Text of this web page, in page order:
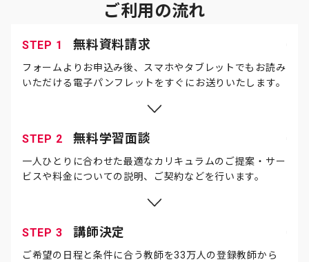
ご利用の流れ
STEP 1 無料資料請求
フォームよりお申込み後、スマホやタブレットでもお読み
いただける電子パンフレットをすぐにお送りいたします。
STEP 2 無料学習面談
一人ひとりに合わせた最適なカリキュラムのご提案・サー
ビスや料金についての説明、ご契約などを行います。
STEP 3 講師決定
ご希望の日程と条件に合う教師を33万人の登録教師から